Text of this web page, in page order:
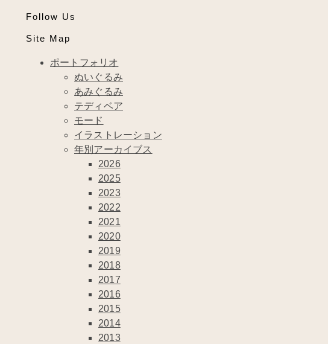
Follow Us
Site Map
ポートフォリオ
ぬいぐるみ
あみぐるみ
テディベア
モード
イラストレーション
年別アーカイブス
2026
2025
2023
2022
2021
2020
2019
2018
2017
2016
2015
2014
2013